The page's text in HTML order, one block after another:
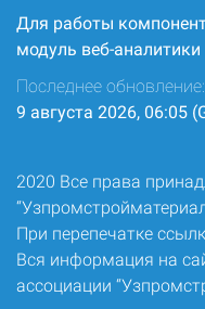
Для работы
модуль веб-аналитики
Последнее обновление:
9 августа 2026, 06:05
2020 Все права
При перепечатке
Вся информация на
ассоциации